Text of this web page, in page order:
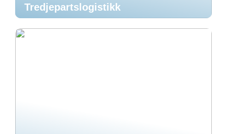
Tredjepartslogistikk